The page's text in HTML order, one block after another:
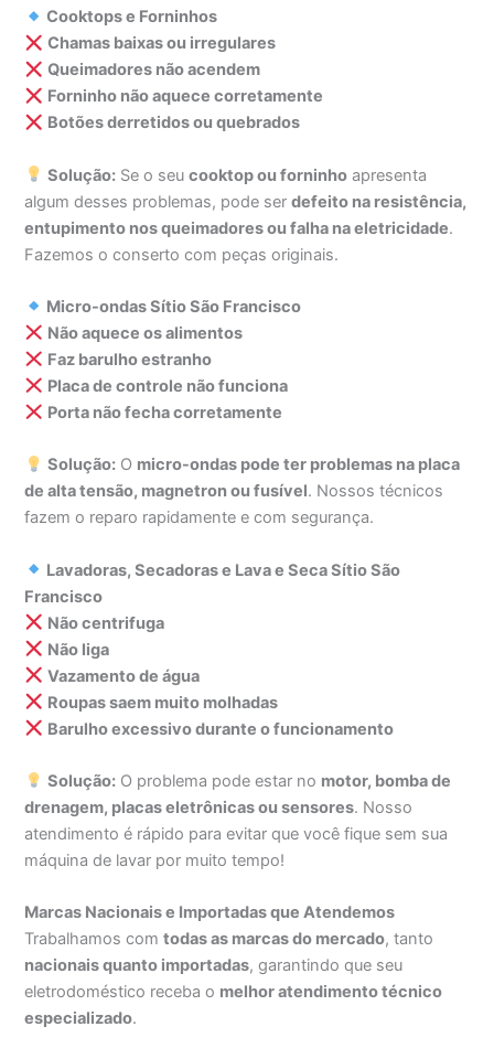
Cooktops e Forninhos
Chamas baixas ou irregulares
Queimadores não acendem
Forninho não aquece corretamente
Botões derretidos ou quebrados
Solução: Se o seucooktop ou forninho apresenta
algum desses problemas, pode serdefeito na resistência,
entupimento nos queimadores ou falha na eletricidade.
Fazemos o conserto com peças originais.
Micro-ondas Sítio São Francisco
Não aquece os alimentos
Faz barulho estranho
Placa de controle não funciona
Porta não fecha corretamente
Solução: O micro-ondas pode ter problemas na placa
de alta tensão, magnetron ou fusível. Nossos técnicos
fazem o reparo rapidamente e com segurança.
Lavadoras, Secadoras e Lava e Seca Sítio São
Francisco
Não centrifuga
Não liga
Vazamento de água
Roupas saem muito molhadas
Barulho excessivo durante o funcionamento
Solução: O problema pode estar no motor, bomba de
drenagem, placas eletrônicas ou sensores. Nosso
atendimento é rápido para evitar que você fique sem sua
máquina de lavar por muito tempo!
Marcas Nacionais e Importadas que Atendemos
Trabalhamos comtodas as marcas do mercado, tanto
nacionais quanto importadas, garantindo que seu
eletrodoméstico receba o melhor atendimento técnico
especializado.